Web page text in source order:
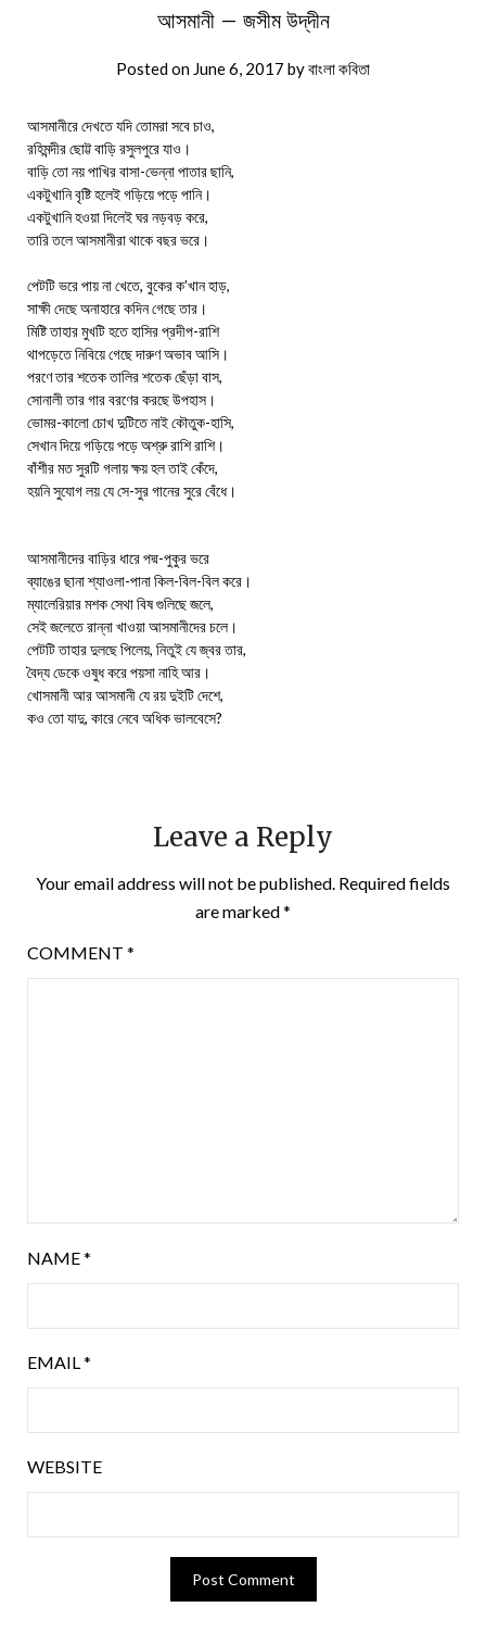
আসমানী – জসীম উদ্‌দীন
Posted on June 6, 2017 byবাংলা কবিতা
আসমানীরে দেখতে যদি তোমরা সবে চাও,
রহিমন্দীর ছোট্ট বাড়ি রসুলপুরে যাও।
বাড়ি তো নয় পাখির বাসা-ভেন্না পাতার ছানি,
একটুখানি বৃষ্টি হলেই গড়িয়ে পড়ে পানি।
একটুখানি হওয়া দিলেই ঘর নড়বড় করে,
তারি তলে আসমানীরা থাকে বছর ভরে।
পেটটি ভরে পায় না খেতে, বুকের ক’খান হাড়,
সাক্ষী দেছে অনাহারে কদিন গেছে তার।
মিষ্টি তাহার মুখটি হতে হাসির প্রদীপ-রাশি
থাপড়েতে নিবিয়ে গেছে দারুণ অভাব আসি।
পরণে তার শতেক তালির শতেক ছেঁড়া বাস,
সোনালী তার গার বরণের করছে উপহাস।
ভোমর-কালো চোখ দুটিতে নাই কৌতুক-হাসি,
সেখান দিয়ে গড়িয়ে পড়ে অশ্রু রাশি রাশি।
বাঁশীর মত সুরটি গলায় ক্ষয় হল তাই কেঁদে,
হয়নি সুযোগ লয় যে সে-সুর গানের সুরে বেঁধে।
আসমানীদের বাড়ির ধারে পদ্ম-পুকুর ভরে
ব্যাঙের ছানা শ্যাওলা-পানা কিল-বিল-বিল করে।
ম্যালেরিয়ার মশক সেথা বিষ গুলিছে জলে,
সেই জলেতে রান্না খাওয়া আসমানীদের চলে।
পেটটি তাহার দুলছে পিলেয়, নিতুই যে জ্বর তার,
বৈদ্য ডেকে ওষুধ করে পয়সা নাহি আর।
খোসমানী আর আসমানী যে রয় দুইটি দেশে,
কও তো যাদু, কারে নেবে অধিক ভালবেসে?
Leave a Reply
Your email address will not be published. Required fields
are marked*
COMMENT *
NAME*
EMAIL*
WEBSITE